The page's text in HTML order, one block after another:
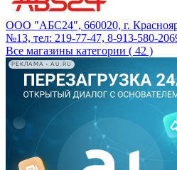
ООО "АБС24", 660020, г.
№13, тел: 219-77-47, 8-913-580-
Все магазины категории ( 42 )
РЕКЛАМА • AU.RU